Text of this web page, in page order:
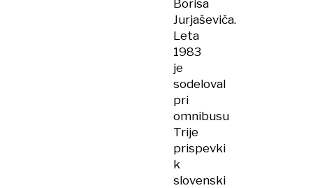
Borisa
Jurjaševiča.
Leta
1983
je
sodeloval
pri
omnibusu
Trije
prispevki
k
slovenski